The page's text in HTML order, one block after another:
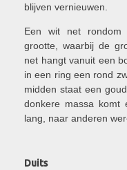
blijven vernieuwen.
Een wit net rondom
grootte, waarbij de
net hangt vanuit een
in een ring een rond
midden staat een
donkere massa komt
lang, naar anderen
Duits